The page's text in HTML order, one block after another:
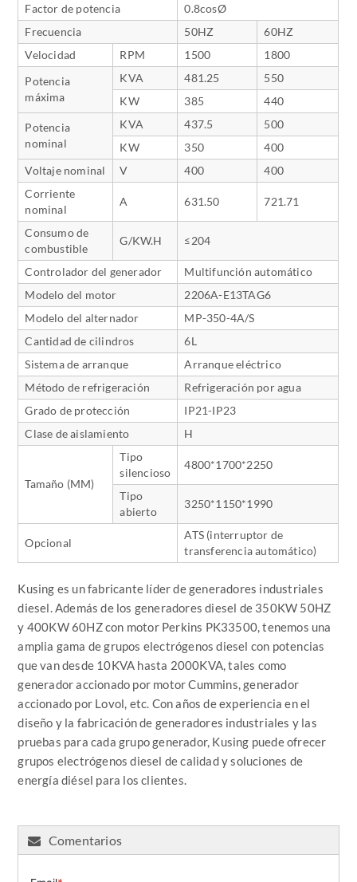
Factor de potencia
0.8cosØ
Frecuencia
50HZ
60HZ
Velocidad
RPM 1500
1800
Potencia
máxima
KVA 481.25
550
KW
385
440
Potencia
nominal
KVA 437.5
500
KW
350
400
Voltaje nominal
V 400
400
Corriente
nominal
A 631.50 721.71
Consumo de
combustible
G/KW.H ≤204
Controlador del generador
Multifunción automático
Modelo del motor
2206A-E13TAG6
Modelo del alternador
MP-350-4A/S
Cantidad de cilindros
6L
Sistema de arranque
Arranque eléctrico
Método de refrigeración
Refrigeración por agua
Grado de protección
IP21-IP23
Clase de aislamiento
H
Tamaño (MM)
Tipo
silencioso
4800*1700*2250
Tipo
abierto
3250*1150*1990
Opcional
ATS (interruptor de
transferencia automático)
Kusing es un fabricante líder de generadores industriales
diesel. Además de los generadores diesel de 350KW 50HZ
y 400KW 60HZ con motor Perkins PK33500, tenemos una
amplia gama de grupos electrógenos diesel con potencias
que van desde 10KVA hasta 2000KVA, tales como
generador accionado por motor Cummins, generador
accionado por Lovol, etc. Con años de experiencia en el
diseño y la fabricación de generadores industriales y las
pruebas para cada grupo generador, Kusing puede ofrecer
grupos electrógenos diesel de calidad y soluciones de
energía diésel para los clientes.
Comentarios